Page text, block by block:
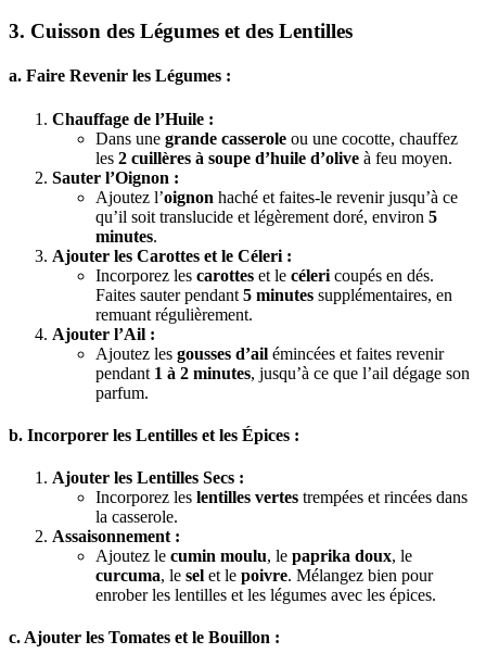
3. Cuisson des Légumes et des Lentilles
a. Faire Revenir les Légumes :
Chauffage de l’Huile :
Dans une grande casserole ou une cocotte, chauffez
les 2 cuillères à soupe d’huile d’olive à feu moyen.
Sauter l’Oignon :
Ajoutez l’oignon haché et faites-le revenir jusqu’à ce
qu’il soit translucide et légèrement doré, environ 5
minutes.
Ajouter les Carottes et le Céleri :
Incorporez les carottes et le céleri coupés en dés.
Faites sauter pendant 5 minutes supplémentaires, en
remuant régulièrement.
Ajouter l’Ail :
Ajoutez les gousses d’ail émincées et faites revenir
pendant 1 à 2 minutes, jusqu’à ce que l’ail dégage son
parfum.
b. Incorporer les Lentilles et les Épices :
Ajouter les Lentilles Secs :
Incorporez les lentilles vertes trempées et rincées dans
la casserole.
Assaisonnement :
Ajoutez le cumin moulu, le paprika doux, le
curcuma, le sel et le poivre. Mélangez bien pour
enrober les lentilles et les légumes avec les épices.
c. Ajouter les Tomates et le Bouillon :